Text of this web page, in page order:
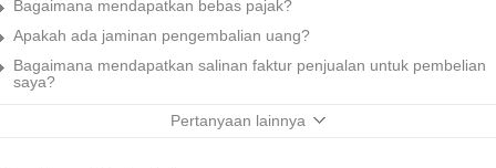
Bagaimana mendapatkan bebas pajak?
Apakah ada jaminan pengembalian uang?
Bagaimana mendapatkan salinan faktur penjualan untuk pembelian
saya?
Pertanyaan lainnya